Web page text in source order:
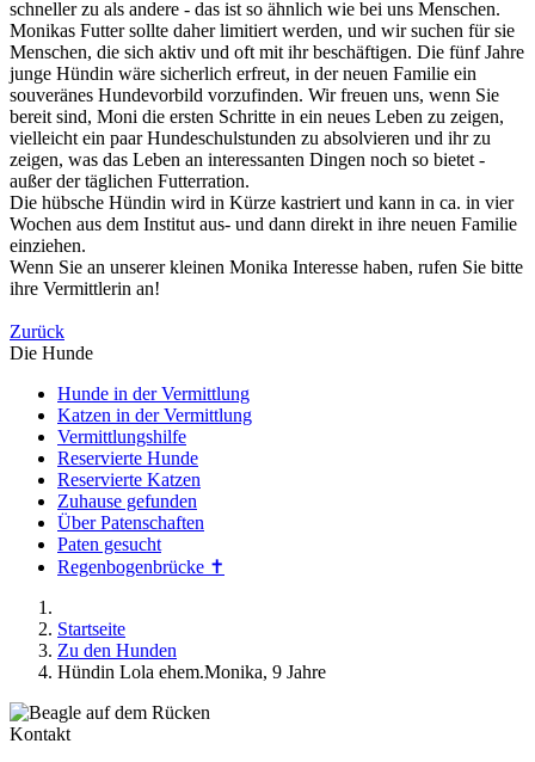
schneller zu als andere - das ist so ähnlich wie bei uns Menschen.
Monikas Futter sollte daher limitiert werden, und wir suchen für sie
Menschen, die sich aktiv und oft mit ihr beschäftigen. Die fünf Jahre
junge Hündin wäre sicherlich erfreut, in der neuen Familie ein
souveränes Hundevorbild vorzufinden. Wir freuen uns, wenn Sie
bereit sind, Moni die ersten Schritte in ein neues Leben zu zeigen,
vielleicht ein paar Hundeschulstunden zu absolvieren und ihr zu
zeigen, was das Leben an interessanten Dingen noch so bietet -
außer der täglichen Futterration.
Die hübsche Hündin wird in Kürze kastriert und kann in ca. in vier
Wochen aus dem Institut aus- und dann direkt in ihre neuen Familie
einziehen.
Wenn Sie an unserer kleinen Monika Interesse haben, rufen Sie bitte
ihre Vermittlerin an!
Zurück
Die Hunde
Hunde in der Vermittlung
Katzen in der Vermittlung
Vermittlungshilfe
Reservierte Hunde
Reservierte Katzen
Zuhause gefunden
Über Patenschaften
Paten gesucht
Regenbogenbrücke ✝
Startseite
Zu den Hunden
Hündin Lola ehem.Monika, 9 Jahre
Kontakt